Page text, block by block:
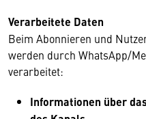
Verarbeitete Daten
Beim Abonnieren und
werden durch WhatsApp/
verarbeitet:
Informationen über